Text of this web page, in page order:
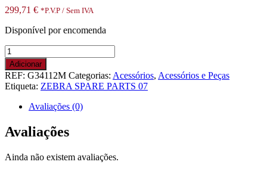
299,71 € *P.V.P / Sem IVA
Disponível por encomenda
Quantidade
de
Kit
PCBA/Motor
assembly
ZT410
ZM400.
ITEM
Adicionar
REF: G34112M Categorias: Acessórios, Acessórios e Peças
Etiqueta: ZEBRA SPARE PARTS 07
Avaliações (0)
Avaliações
Ainda não existem avaliações.